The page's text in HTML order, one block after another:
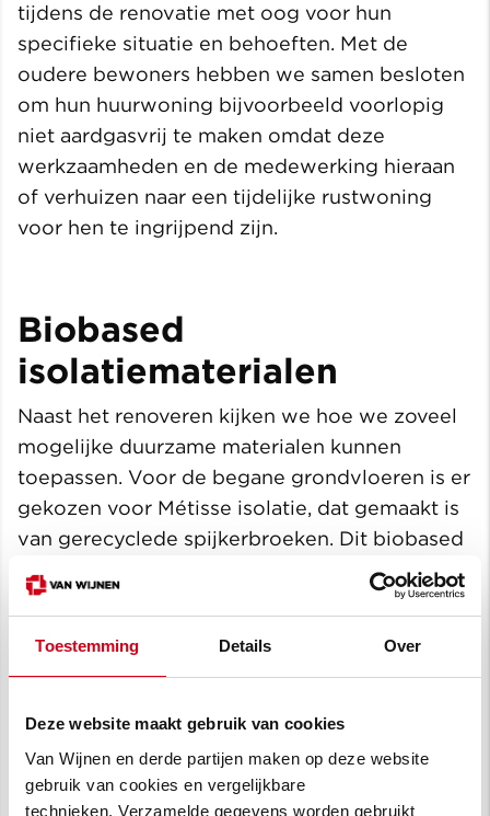
Toestemming Details Over
Deze website maakt gebruik van cookies
Van Wijnen en derde partijen maken op deze website
gebruik van cookies en vergelijkbare
technieken. Verzamelde gegevens worden gebruikt
tijdens de renovatie met oog voor hun
specifieke situatie en behoeften. Met de
oudere bewoners hebben we samen besloten
om hun huurwoning bijvoorbeeld voorlopig
niet aardgasvrij te maken omdat deze
werkzaamheden en de medewerking hieraan
of verhuizen naar een tijdelijke rustwoning
voor hen te ingrijpend zijn.
Biobased
isolatiematerialen
Naast het renoveren kijken we hoe we zoveel
mogelijke duurzame materialen kunnen
toepassen. Voor de begane grondvloeren is er
gekozen voor Métisse isolatie, dat gemaakt is
van gerecyclede spijkerbroeken. Dit biobased
materiaal combineert uitstekende
isolatiewaarden met milieuvriendelijkheid. Op
duurzame dakisolatie.